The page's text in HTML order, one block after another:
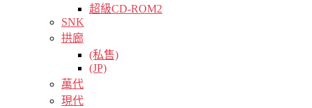
超級CD-ROM2
SNK
拱廊
(私售)
(JP)
萬代
現代